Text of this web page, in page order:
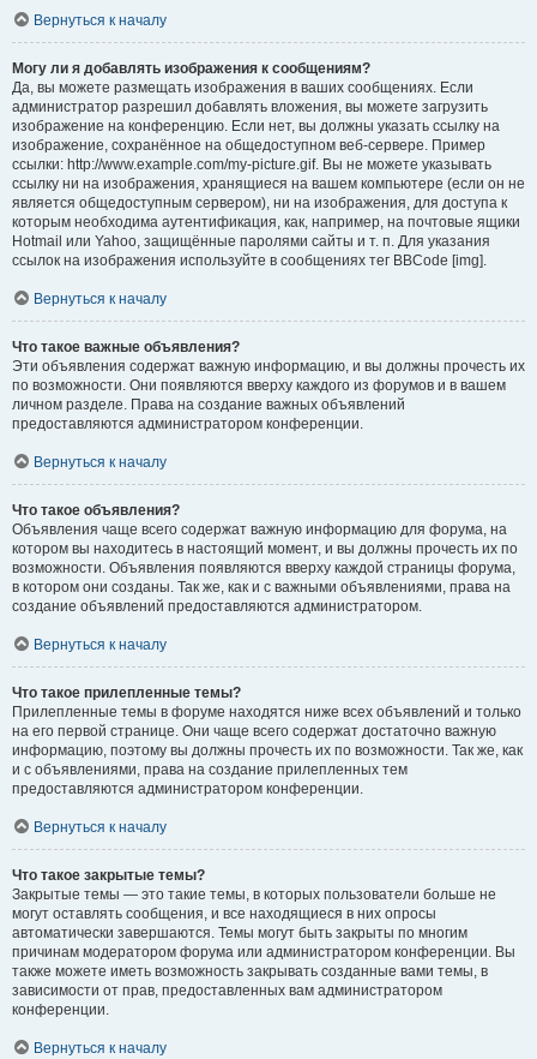
Вернуться к началу
Могу ли я добавлять изображения к сообщениям?
Да, вы можете размещать изображения в ваших сообщениях. Если
администратор разрешил добавлять вложения, вы можете загрузить
изображение на конференцию. Если нет, вы должны указать ссылку на
изображение, сохранённое на общедоступном веб-сервере. Пример
ссылки: http://www.example.com/my-picture.gif. Вы не можете указывать
ссылку ни на изображения, хранящиеся на вашем компьютере (если он не
является общедоступным сервером), ни на изображения, для доступа к
которым необходима аутентификация, как, например, на почтовые ящики
Hotmail или Yahoo, защищённые паролями сайты и т. п. Для указания
ссылок на изображения используйте в сообщениях тег BBCode [img].
Вернуться к началу
Что такое важные объявления?
Эти объявления содержат важную информацию, и вы должны прочесть их
по возможности. Они появляются вверху каждого из форумов и в вашем
личном разделе. Права на создание важных объявлений
предоставляются администратором конференции.
Вернуться к началу
Что такое объявления?
Объявления чаще всего содержат важную информацию для форума, на
котором вы находитесь в настоящий момент, и вы должны прочесть их по
возможности. Объявления появляются вверху каждой страницы форума,
в котором они созданы. Так же, как и с важными объявлениями, права на
создание объявлений предоставляются администратором.
Вернуться к началу
Что такое прилепленные темы?
Прилепленные темы в форуме находятся ниже всех объявлений и только
на его первой странице. Они чаще всего содержат достаточно важную
информацию, поэтому вы должны прочесть их по возможности. Так же, как
и с объявлениями, права на создание прилепленных тем
предоставляются администратором конференции.
Вернуться к началу
Что такое закрытые темы?
Закрытые темы — это такие темы, в которых пользователи больше не
могут оставлять сообщения, и все находящиеся в них опросы
автоматически завершаются. Темы могут быть закрыты по многим
причинам модератором форума или администратором конференции. Вы
также можете иметь возможность закрывать созданные вами темы, в
зависимости от прав, предоставленных вам администратором
конференции.
Вернуться к началу